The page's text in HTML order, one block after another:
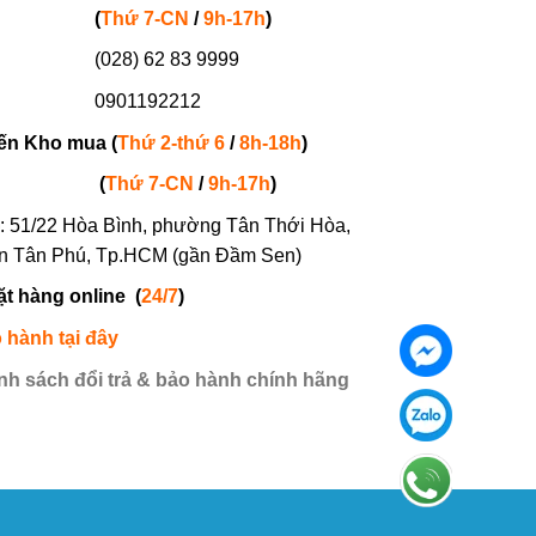
(Thứ 7-CN /9h-17h)
(028) 62 83 9999
Kho mua (Thứ 2-thứ 6 /8h-18h)
(Thứ 7-CN /9h-17h)
51/22 Hòa Bình, phường Tân Thới Hòa,
Tân Phú, Tp.HCM (gần Đầm Sen)
hàng online (24/7)
hành tại đây
sách đổi trả & bảo hành chính hãng